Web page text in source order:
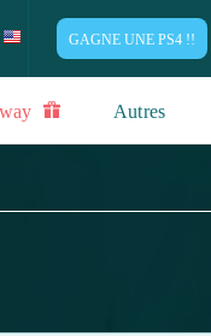
GAGNE UNE PS4 !!
Autres